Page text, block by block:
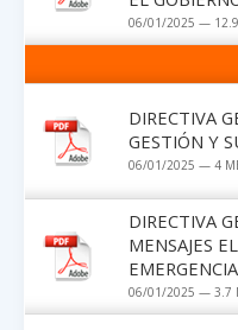
06/01/2025 —
DIRECTIVA
GESTIÓN Y
06/01/2025 — 4
DIRECTIVA
MENSAJES
06/01/2025 — 3.7